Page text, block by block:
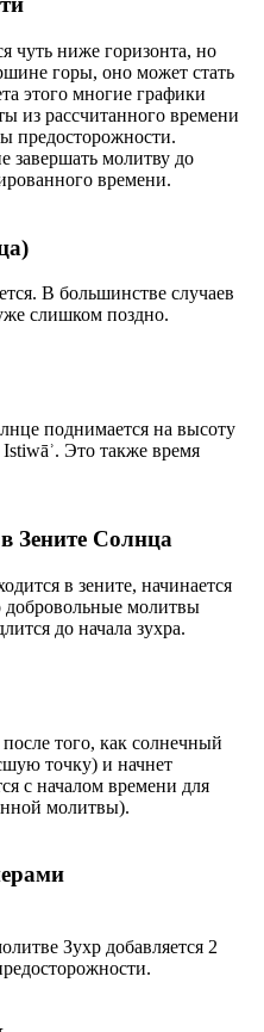
чуть ниже горизонта, но
горы, оно может стать
этого многие графики
из рассчитанного времени
предосторожности.
завершать молитву до
времени.
В большинстве случаев
слишком поздно.
поднимается на высоту
Это также время
Зените Солнца
в зените, начинается
добровольные молитвы
до начала зухра.
того, как солнечный
точку) и начнет
с началом времени для
молитвы).
Зухр добавляется 2